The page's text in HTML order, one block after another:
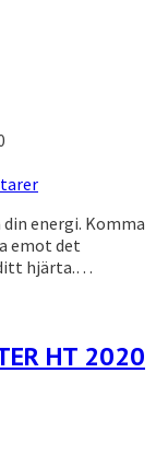
energi. Komma
emot det
ditt hjärta.…
HT 2020